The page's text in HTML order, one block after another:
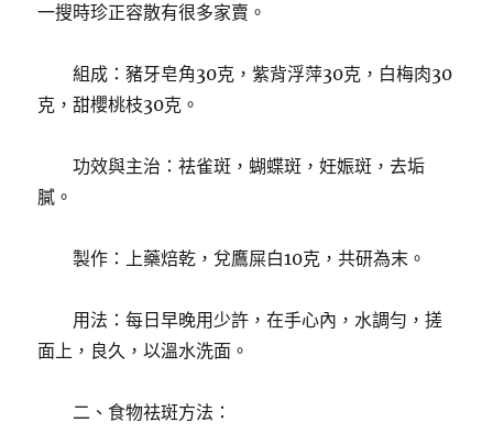
一搜時珍正容散有很多家賣。
組成：豬牙皂角30克，紫背浮萍30克，白梅肉30
克，甜櫻桃枝30克。
功效與主治：祛雀斑，蝴蝶斑，妊娠斑，去垢
膩。
製作：上藥焙乾，兌鷹屎白10克，共研為末。
用法：每日早晚用少許，在手心內，水調勻，搓
面上，良久，以溫水洗面。
二、食物祛斑方法：